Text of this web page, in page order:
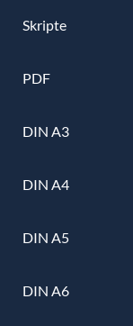
Skripte
PDF
DIN A3
DIN A4
DIN A5
DIN A6